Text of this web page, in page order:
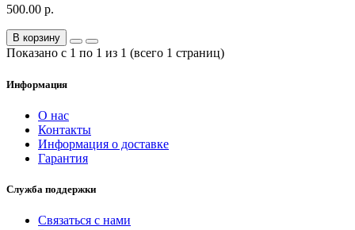
500.00 р.
В корзину
Показано с 1 по 1 из 1 (всего 1 страниц)
Информация
О нас
Контакты
Информация о доставке
Гарантия
Служба поддержки
Связаться с нами